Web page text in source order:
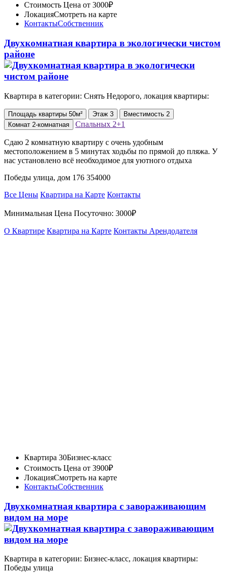
Стоимость Цена от 3000₽
ЛокацияСмотреть на карте
КонтактыСобственник
Двухкомнатная квартира в экологически чистом
районе
Квартира в категории: Снять Недорого, локация квартиры:
Площадь квартиры 50м² Этаж 3 Вместимость 2
Комнат 2-комнатная Спальных 2+1
Сдаю 2 комнатную квартиру с очень удобным
местоположением в 5 минутах ходьбы по прямой до пляжа. У
нас установлено всё необходимое для уютного отдыха
Победы улица, дом 176 354000
Все Цены Квартира на Карте Контакты
Минимальная Цена Посуточно: 3000₽
О Квартире Квартира на Карте Контакты Арендодателя
Квартира 30Бизнес-класс
Стоимость Цена от 3900₽
ЛокацияСмотреть на карте
КонтактыСобственник
Двухкомнатная квартира с зaвopаживающим
видом на море
Квартира в категории: Бизнес-класс, локация квартиры:
Победы улица